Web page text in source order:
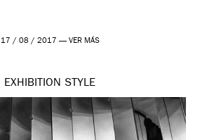
17 / 08 / 2017 — VER MÁS
EXHIBITION STYLE